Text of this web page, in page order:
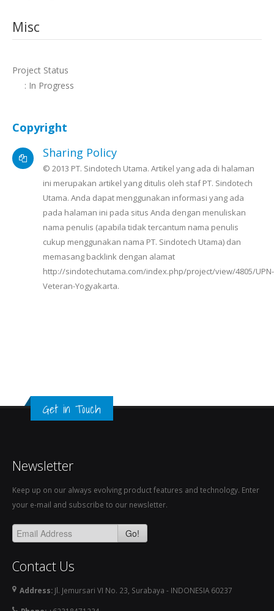
Misc
Project Status
: In Progress
Copyright
Sharing Policy
© 2013 PT. Sindotech Utama. Artikel yang ada di halaman
ini merupakan artikel yang ditulis oleh staf PT. Sindotech
Utama. Anda dapat menggunakan informasi yang ada
pada halaman ini pada situs Anda dengan menuliskan
nama penulis (apabila tidak tercantum nama penulis
cukup menggunakan nama PT. Sindotech Utama) dan
memasang backlink dengan alamat
http://sindotechutama.com/index.php/project/view/4805/UPN-
Veteran-Yogyakarta.
Get in Touch
Newsletter
Keep up on our always evolving product features and technology. Enter
your e-mail and subscribe to our newsletter.
Go!
Contact Us
Address: Jl. Jemursari VI No. 23, Surabaya - INDONESIA 60237